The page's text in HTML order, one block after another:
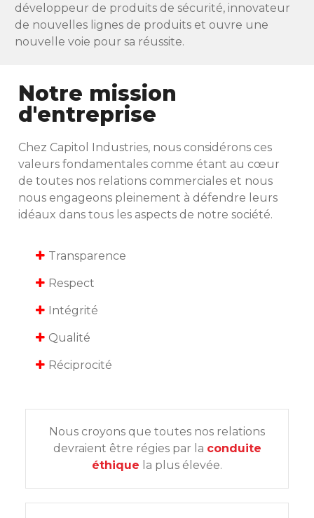
développeur de produits de sécurité, innovateur
de nouvelles lignes de produits et ouvre une
nouvelle voie pour sa réussite.
Notre mission
d'entreprise
Chez Capitol Industries, nous considérons ces
valeurs fondamentales comme étant au cœur
de toutes nos relations commerciales et nous
nous engageons pleinement à défendre leurs
idéaux dans tous les aspects de notre société.
Transparence
Respect
Intégrité
Qualité
Réciprocité
Nous croyons que toutes nos relations
devraient être régies par la conduite
éthique la plus élevée.